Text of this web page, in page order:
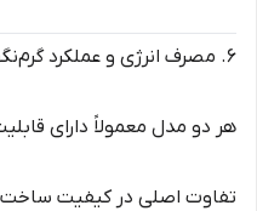
6. مصرف انرژی و عملکرد گرم‌نگهدارنده
هر دو مدل معمولاً دارای
تفاوت اصلی در کیفیت